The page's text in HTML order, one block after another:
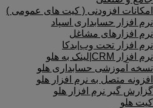
امکانات افزودنی ( کیت های عمومی )
نرم افزار حسابداری اسپاد
نرم افزارهای مشاغل
نرم افزار تحت وب|بدکا
نرم افزار CRM|لینک به هلو
نسخه آموزشی حسابداری هلو
افزونه متصل به نرم افزار هلو
گزارش گیر نرم افزار هلو
کیت هلو